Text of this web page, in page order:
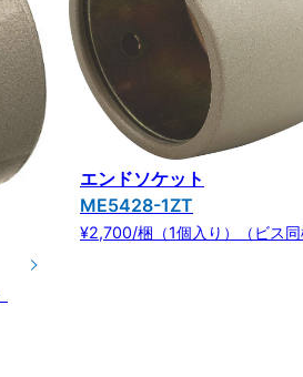
エンドソケット
ME5428-1ZT
¥2,700/梱（1個入り）（ビス同